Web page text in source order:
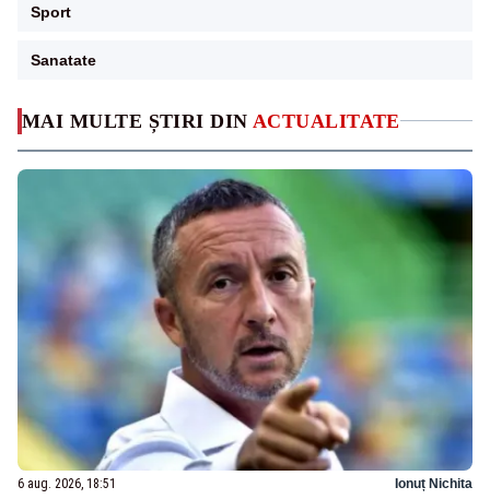
MAI MULTE ȘTIRI DIN ACTUALITATE
6 aug. 2026, 18:51 Ionuț Nichita
Sport
Sanatate